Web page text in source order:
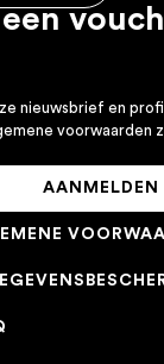
nieuwsbrief en
voorwaarden
AANMELDEN